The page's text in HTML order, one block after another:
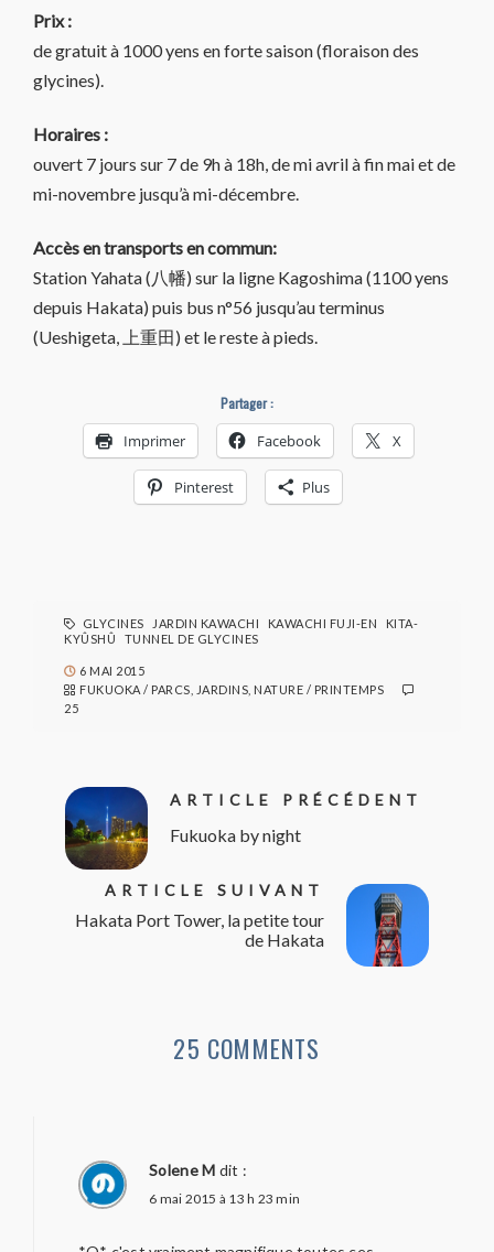
Prix :
de gratuit à 1000 yens en forte saison (floraison des
glycines).
Horaires :
ouvert 7 jours sur 7 de 9h à 18h, de mi avril à fin mai et de
mi-novembre jusqu’à mi-décembre.
Accès en transports en commun:
Station Yahata (八幡) sur la ligne Kagoshima (1100 yens
depuis Hakata) puis bus n°56 jusqu’au terminus
(Ueshigeta, 上重田) et le reste à pieds.
Partager :
Imprimer Facebook X
Pinterest Plus
GLYCINES JARDIN KAWACHI KAWACHI FUJI-EN
KITA-
KYÛSHÛ
TUNNEL DE GLYCINES
6 MAI 2015
FUKUOKA / PARCS, JARDINS, NATURE / PRINTEMPS
25
ARTICLE PRÉCÉDENT
Fukuoka by night
ARTICLE SUIVANT
Hakata Port Tower, la petite tour
de Hakata
25 COMMENTS
Solene M dit :
6 mai 2015 à 13 h 23 min